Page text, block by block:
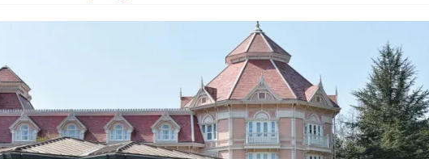
[ 2 Aprile 2025 ]
Escursioni in Sicilia con bambini: itinerari imperdibili (+ consigli utili)- Parte 1
VIAGGI IN SICILIA
[ 17 Settembre 2023 ] Vendemmia con i bambini in Sicilia, dove andare?
FATTORIE
DIDATTICHE